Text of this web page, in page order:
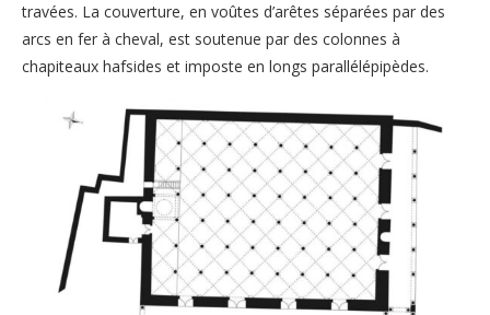
travées. La couverture, en voûtes d’arêtes séparées par des
arcs en fer à cheval, est soutenue par des colonnes à
chapiteaux hafsides et imposte en longs parallélépipèdes.